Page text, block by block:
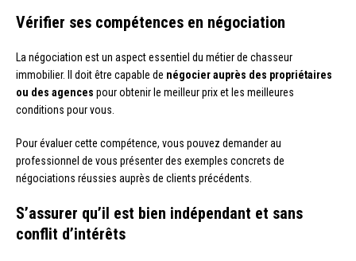
Vérifier ses compétences en négociation
La négociation est un aspect essentiel du métier de chasseur
immobilier. Il doit être capable de négocier auprès des propriétaires
ou des agences pour obtenir le meilleur prix et les meilleures
conditions pour vous.
Pour évaluer cette compétence, vous pouvez demander au
professionnel de vous présenter des exemples concrets de
négociations réussies auprès de clients précédents.
S’assurer qu’il est bien indépendant et sans
conflit d’intérêts